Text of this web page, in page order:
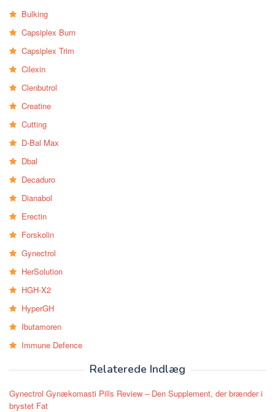
Bulking
Capsiplex Burn
Capsiplex Trim
Cilexin
Clenbutrol
Creatine
Cutting
D-Bal Max
Dbal
Decaduro
Dianabol
Erectin
Forskolin
Gynectrol
HerSolution
HGH-X2
HyperGH
Ibutamoren
Immune Defence
Relaterede Indlæg
Gynectrol Gynækomasti Pills Review – Den Supplement, der brænder i
brystet Fat